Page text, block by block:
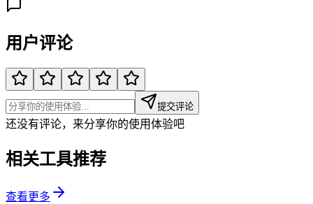
用户评论
提交评论
还没有评论，来分享你的使用体验吧
相关工具推荐
查看更多